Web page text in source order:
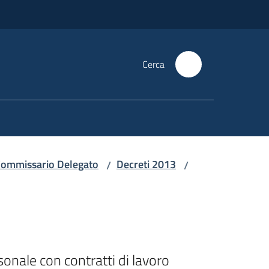
Cerca
Delegato / Decreti 2013 /
con contratti di lavoro